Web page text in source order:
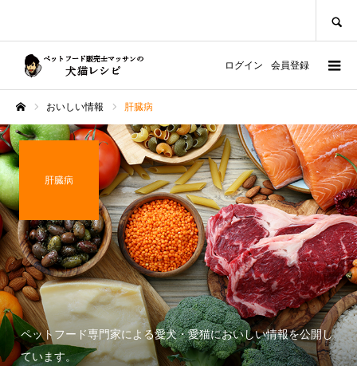
ログイン 会員登録
おいしい情報 肝臓病
肝臓病
ペットフード専門家による愛犬・愛猫においしい情報を公開し
ています。